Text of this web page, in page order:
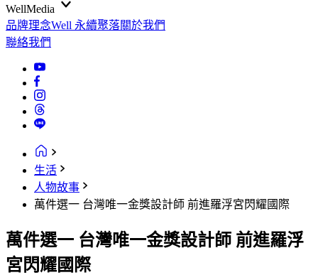
WellMedia
品牌理念Well 永續聚落關於我們
聯絡我們
生活
人物故事
萬件選一 台灣唯一金獎設計師 前進羅浮宮閃耀國際
萬件選一 台灣唯一金獎設計師 前進羅浮
宮閃耀國際